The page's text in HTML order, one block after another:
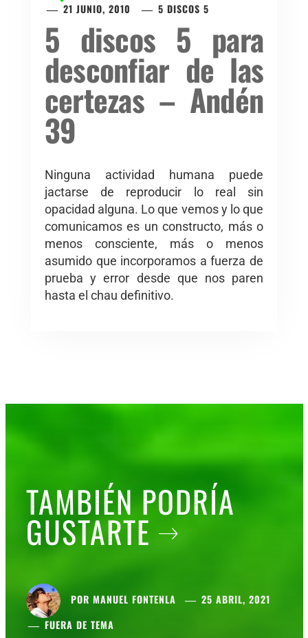
21 JUNIO, 2010
5 DISCOS 5
5 discos 5 para
desconfiar de las
certezas – Andén
39
Ninguna actividad humana puede
jactarse de reproducir lo real sin
opacidad alguna. Lo que vemos y lo que
comunicamos es un constructo, más o
menos consciente, más o menos
asumido que incorporamos a fuerza de
prueba y error desde que nos paren
hasta el chau definitivo.
TAMBIÉN PODRÍA
GUSTARTE
POR MANUEL FONTENLA
25 ABRIL, 2021
FUERA DE TEMA